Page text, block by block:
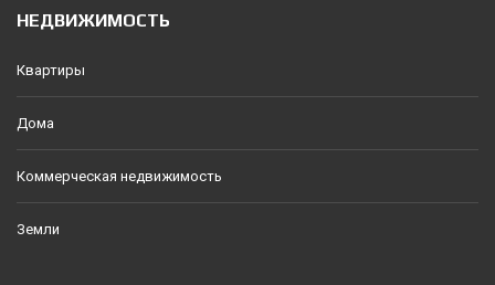
НЕДВИЖИМОСТЬ
Квартиры
Дома
Коммерческая недвижимость
Земли